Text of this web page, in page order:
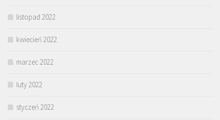
listopad 2022
kwiecień 2022
marzec 2022
luty 2022
styczeń 2022